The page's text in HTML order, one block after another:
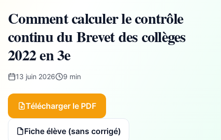
Comment calculer le contrôle
continu du Brevet des collèges
2022 en 3e
13 juin 2026 9 min
Télécharger le PDF
Fiche élève (sans corrigé)